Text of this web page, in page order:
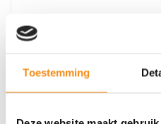
Toestemming